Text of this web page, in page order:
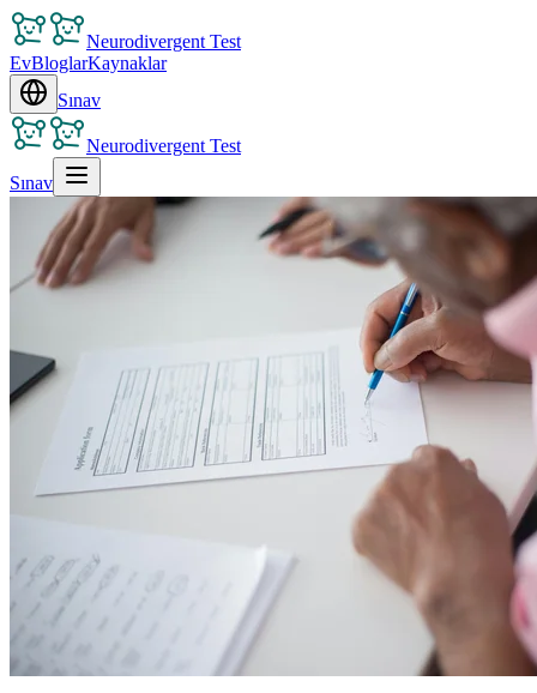
Neurodivergent Test
EvBloglarKaynaklar
Sınav
Neurodivergent Test
Sınav